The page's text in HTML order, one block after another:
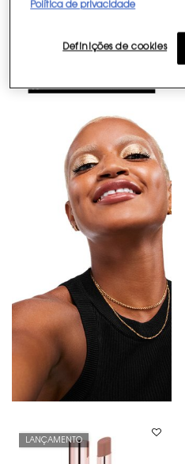
LANÇAMENTO
Política de privacidade
Definições de cookies